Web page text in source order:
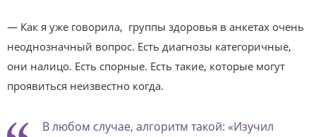
— Как я уже говорила, группы здоровья в анкетах очень
неоднозначный вопрос. Есть диагнозы категоричные,
они налицо. Есть спорные. Есть такие, которые могут
проявиться неизвестно когда.
В любом случае, алгоритм такой: «Изучил